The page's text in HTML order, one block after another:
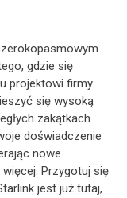
gdzie się
projektowi firmy
się wysoką
zakątkach
doświadczenie
nowe
Przygotuj się
jest już tutaj,